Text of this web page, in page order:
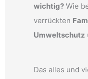
wichtig? Wie
verrückten
Umweltschutz
Das alles und